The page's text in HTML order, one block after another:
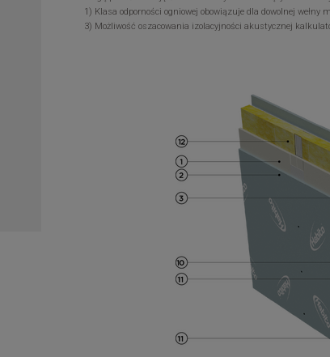
1) Klasa odporności ogniowej obowiązuje dla dowolnej
3) Możliwość oszacowania izolacyjności akustycznej